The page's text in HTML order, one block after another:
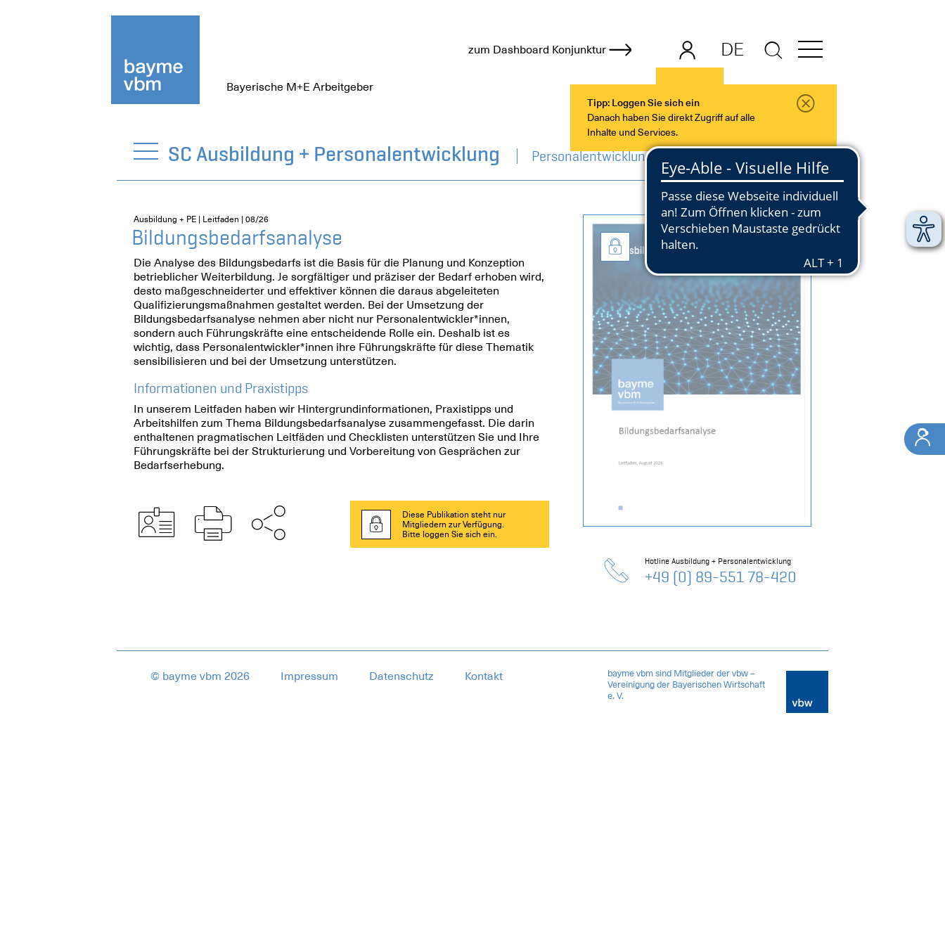
Bayerische M+E Arbeitgeber
zum Dashboard Konjunktur
Tipp: Loggen Sie sich ein
Danach haben Sie direkt Zugriff auf alle
Inhalte und Services.
DE
SC Ausbildung + Personalentwicklung Personalentwicklung
Hotline Ausbildung + Personalentwicklung
+49 (0) 89-551 78-420
Ausbildung + PE | Leitfaden | 08/26
Bildungsbedarfsanalyse
Die Analyse des Bildungsbedarfs ist die Basis für die Planung und Konzeption
betrieblicher Weiterbildung. Je sorgfältiger und präziser der Bedarf erhoben wird,
desto maßgeschneiderter und effektiver können die daraus abgeleiteten
Qualifizierungsmaßnahmen gestaltet werden. Bei der Umsetzung der
Bildungsbedarfsanalyse nehmen aber nicht nur Personalentwickler*innen,
sondern auch Führungskräfte eine entscheidende Rolle ein. Deshalb ist es
wichtig, dass Personalentwickler*innen ihre Führungskräfte für diese Thematik
sensibilisieren und bei der Umsetzung unterstützen.
Informationen und Praxistipps
In unserem Leitfaden haben wir Hintergrundinformationen, Praxistipps und
Arbeitshilfen zum Thema Bildungsbedarfsanalyse zusammengefasst. Die darin
enthaltenen pragmatischen Leitfäden und Checklisten unterstützen Sie und Ihre
Führungskräfte bei der Strukturierung und Vorbereitung von Gesprächen zur
Bedarfserhebung.
Diese Publikation steht nur
Mitgliedern zur Verfügung.
Bitte loggen Sie sich ein.
© bayme vbm 2026 Impressum Datenschutz
Kontakt
bayme vbm sind Mitglieder der vbw –
Vereinigung der Bayerischen Wirtschaft
e. V.